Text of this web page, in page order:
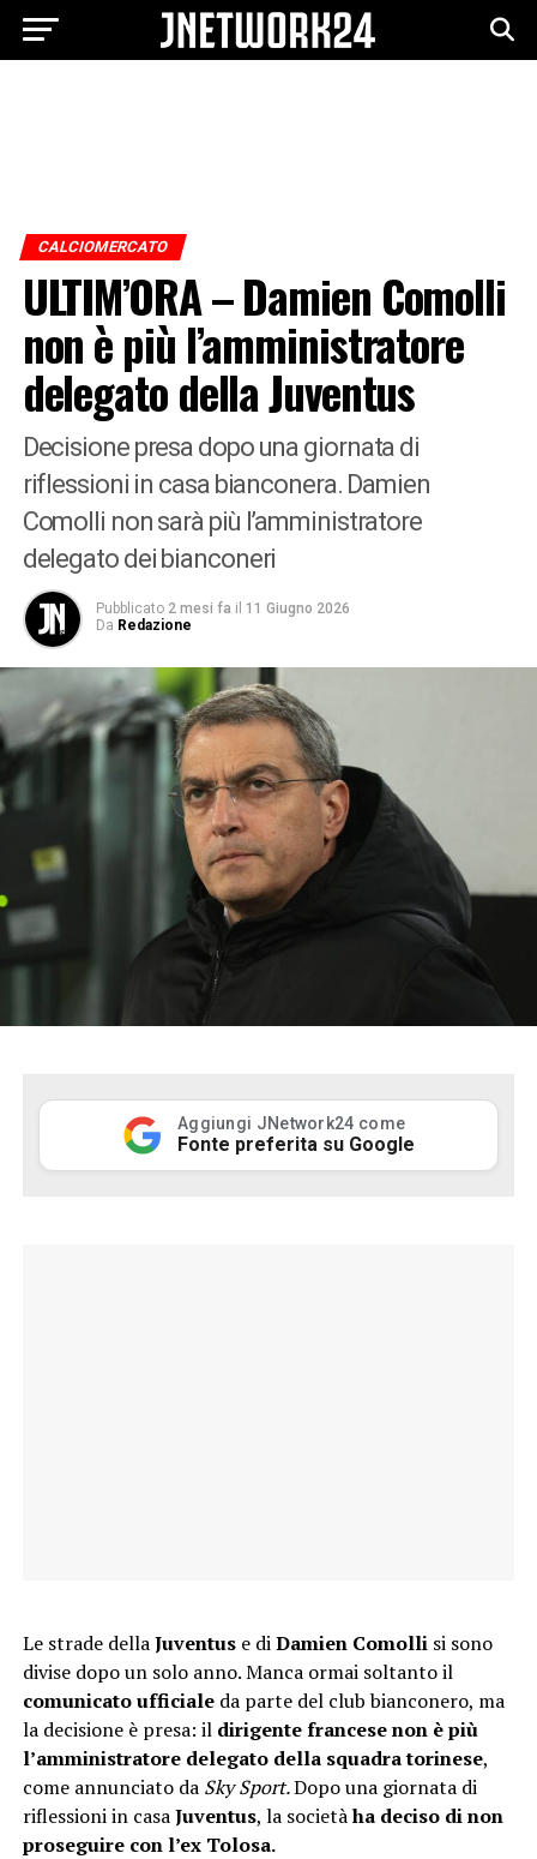
CALCIOMERCATO
ULTIM’ORA – Damien Comolli
non è più l’amministratore
delegato della Juventus
Decisione presa dopo una giornata di
riflessioni in casa bianconera. Damien
Comolli non sarà più l’amministratore
delegato dei bianconeri
Pubblicato 2 mesi fa il 11 Giugno 2026
Da Redazione
Aggiungi JNetwork24 come
Fonte preferita su Google
Le strade dellaJuventuse diDamien Comollisi sono
divise dopo un solo anno. Manca ormai soltanto il
comunicato ufficiale da parte del club bianconero, ma
la decisione è presa: ildirigente francese non è più
l’amministratore delegato della squadra torinese,
come annunciato da Sky Sport.Dopo una giornata di
riflessioni in casaJuventus, la societàha deciso di non
proseguire con l’ex Tolosa.